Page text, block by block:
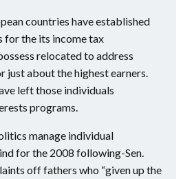
countries have established
for the its income tax
relocated to address
just about the highest earners.
left those individuals
programs.
manage individual
for the 2008 following-Sen.
off fathers who “given up the